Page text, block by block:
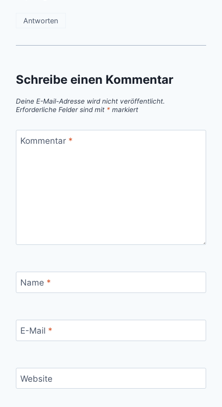
Antworten
Schreibe einen Kommentar
Deine E-Mail-Adresse wird nicht veröffentlicht.
Erforderliche Felder sind mit * markiert
Kommentar *
Name *
E-Mail *
Website